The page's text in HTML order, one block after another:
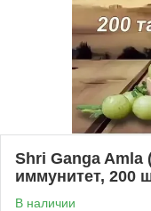
Shri Ganga Amla
иммунитет, 200
В наличии